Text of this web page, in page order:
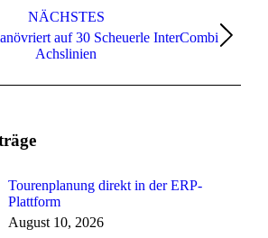
NÄCHSTES
Nächster
Beitrag:
auf 30 Scheuerle InterCombi
Achslinien
Tourenplanung direkt in der ERP-
Plattform
August 10, 2026